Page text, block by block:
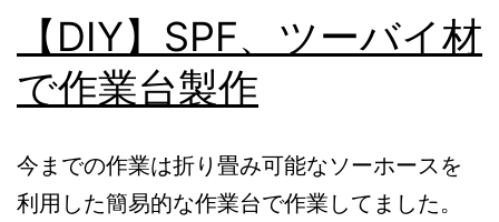
【DIY】SPF、ツーバイ材
で作業台製作
今までの作業は折り畳み可能なソーホースを
利用した簡易的な作業台で作業してました。